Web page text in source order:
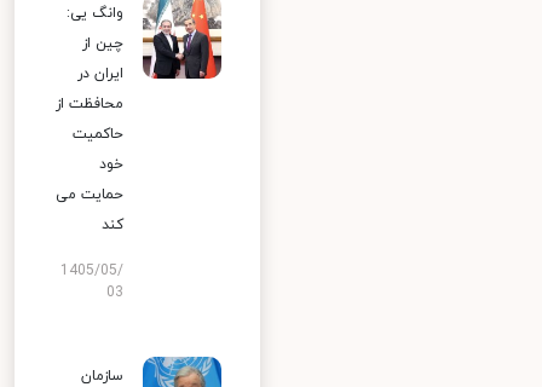
وانگ یی:
چین از
ایران در
محافظت از
حاکمیت
خود
حمایت می
کند
1405/05/
03
سازمان